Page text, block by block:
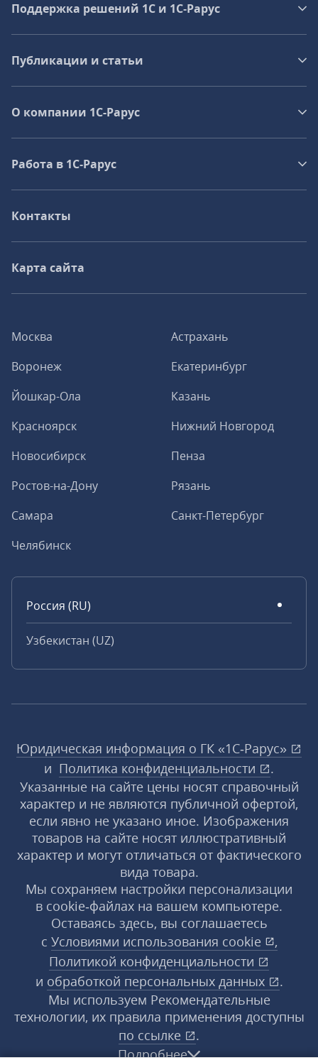
Москва
Астрахань
Воронеж
Екатеринбург
Йошкар-Ола
Казань
Красноярск
Нижний Новгород
Новосибирск
Пенза
Ростов-на-Дону
Рязань
Самара
Санкт-Петербург
Челябинск
Россия (RU)
Узбекистан (UZ)
Поддержка решений 1С и 1С‑Рарус
Публикации и статьи
О компании 1C-Рарус
Работа в 1С‑Рарус
Контакты
Карта сайта
Юридическая информация о ГК «1С‑Рарус»
и Политика конфиденциальности
.
Указанные на сайте цены носят справочный
характер и не являются публичной офертой,
если явно не указано иное. Изображения
товаров на сайте носят иллюстративный
характер и могут отличаться от фактического
вида товара.
Мы сохраняем настройки персонализации
в cookie‑файлах на вашем компьютере.
Оставаясь здесь, вы соглашаетесь
с Условиями использования cookie
,
Политикой конфиденциальности
и обработкой персональных данных
.
Мы используем Рекомендательные
технологии, их правила применения доступны
по ссылке
.
Подробнее